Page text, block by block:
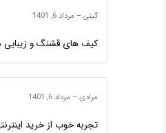
گیتی– مرداد 6, 1401
کیف های قشنگ و زیبایی
مرادی– مرداد 6, 1401
تجربه خوب از خرید